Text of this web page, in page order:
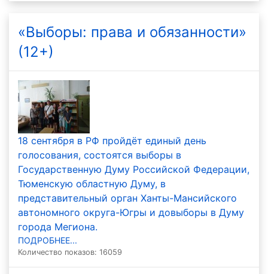
«Выборы: права и обязанности»
(12+)
18 сентября в РФ пройдёт единый день
голосования, состоятся выборы в
Государственную Думу Российской Федерации,
Тюменскую областную Думу, в
представительный орган Ханты-Мансийского
автономного округа-Югры и довыборы в Думу
города Мегиона.
ПОДРОБНЕЕ...
Количество показов: 16059